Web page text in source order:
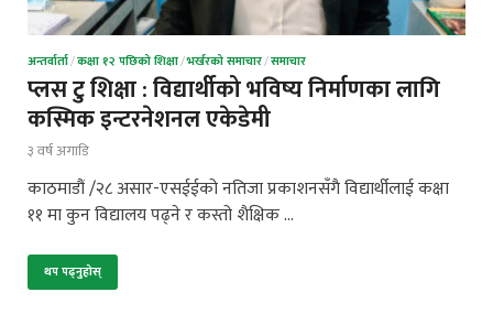
अन्तर्वार्ता/कक्षा १२ पछिको शिक्षा/भर्खरको समाचार/समाचार
प्लस टु शिक्षा : विद्यार्थीको भविष्य निर्माणका लागि
कस्मिक इन्टरनेशनल एकेडेमी
३ वर्ष अगाडि
काठमाडौं /२८ असार-एसईईको नतिजा प्रकाशनसँगै विद्यार्थीलाई कक्षा
११ मा कुन विद्यालय पढ्ने र कस्तो शैक्षिक …
थप पढ्नुहोस्